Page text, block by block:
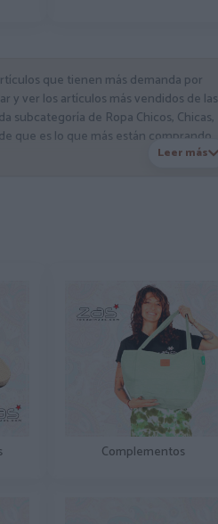
que tienen más demanda por
y ver los artículos más vendidos de las
subcategoría de Ropa Chicos, Chicas,
que es lo que más están comprando
Leer más
Complementos